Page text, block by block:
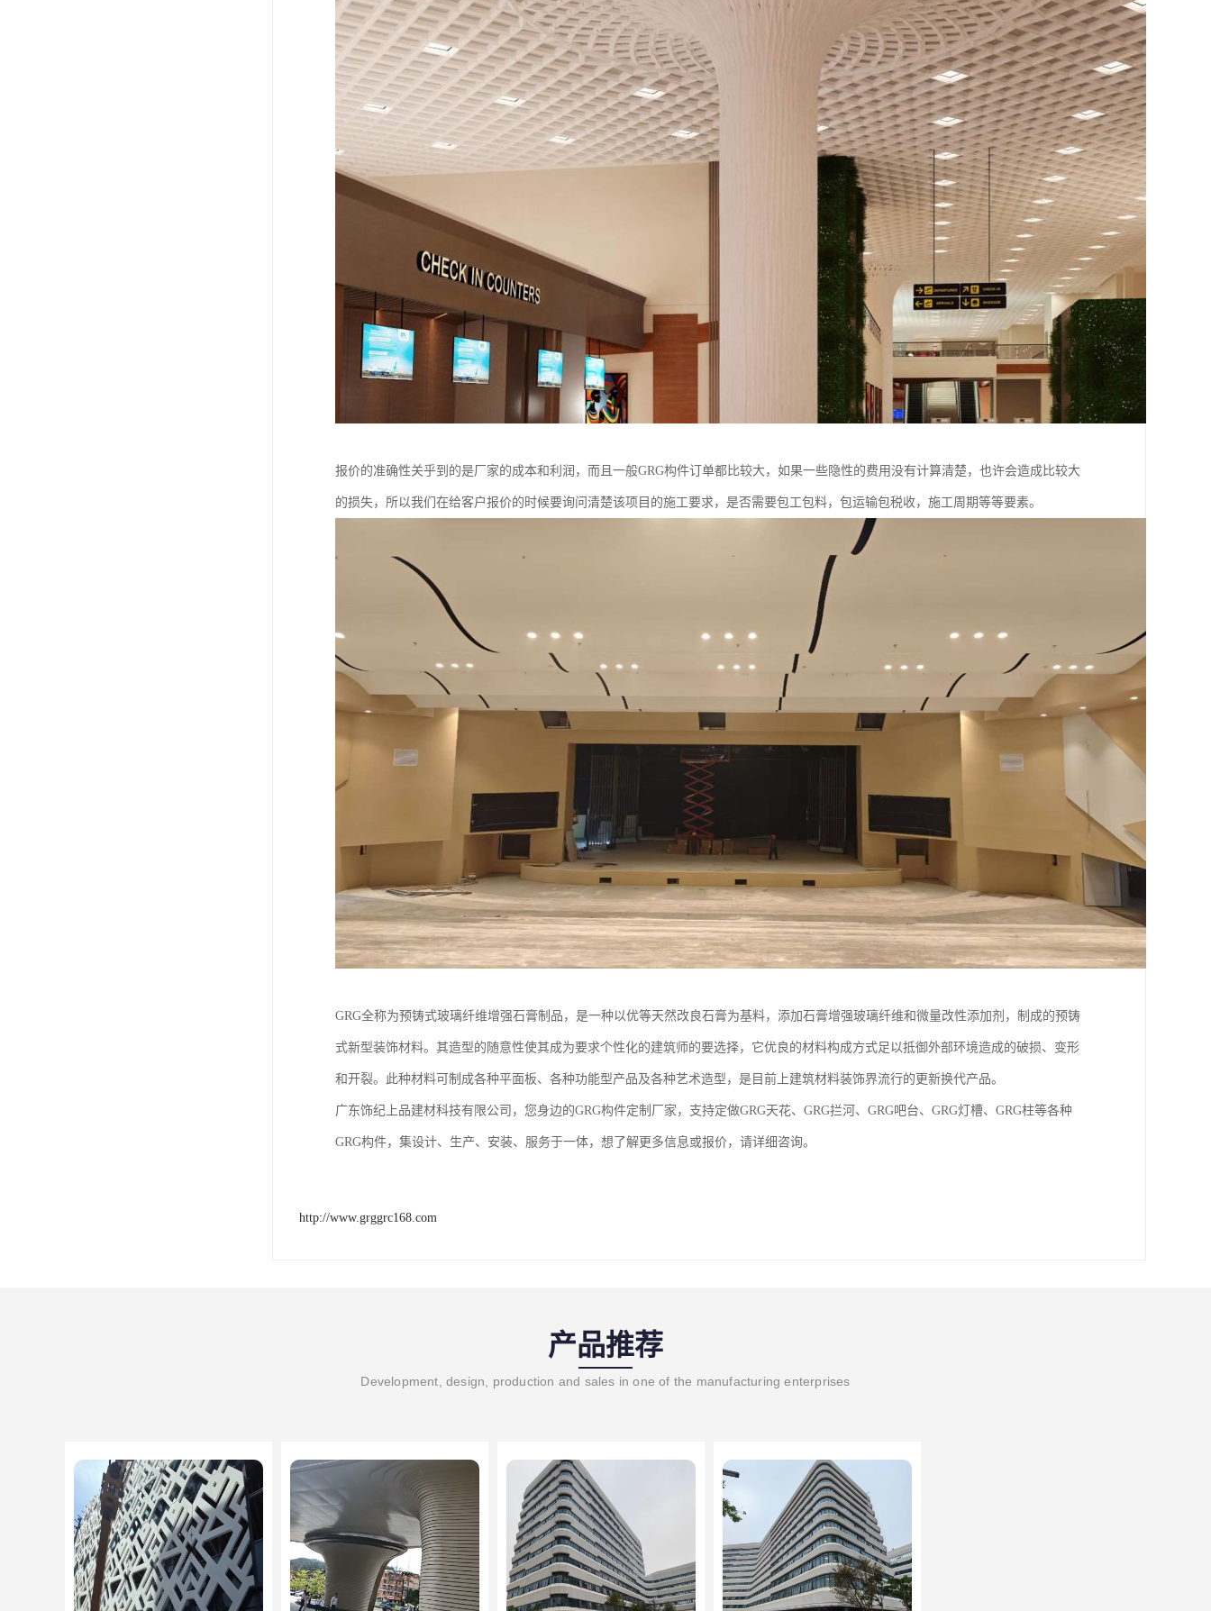
报价的准确性关乎到的是厂家的成本和利润，而且一般GRG构件订单都比较大，如果一些隐性的费用没有计算清楚，也许会造成比较大
的损失，所以我们在给客户报价的时候要询问清楚该项目的施工要求，是否需要包工包料，包运输包税收，施工周期等等要素。
GRG全称为预铸式玻璃纤维增强石膏制品，是一种以优等天然改良石膏为基料，添加石膏增强玻璃纤维和微量改性添加剂，制成的预铸
式新型装饰材料。其造型的随意性使其成为要求个性化的建筑师的要选择，它优良的材料构成方式足以抵御外部环境造成的破损、变形
和开裂。此种材料可制成各种平面板、各种功能型产品及各种艺术造型，是目前上建筑材料装饰界流行的更新换代产品。
广东饰纪上品建材科技有限公司，您身边的GRG构件定制厂家，支持定做GRG天花、GRG拦河、GRG吧台、GRG灯槽、GRG柱等各种
GRG构件，集设计、生产、安装、服务于一体，想了解更多信息或报价，请详细咨询。
http://www.grggrc168.com
产品推荐
Development, design, production and sales in one of the manufacturing enterprises